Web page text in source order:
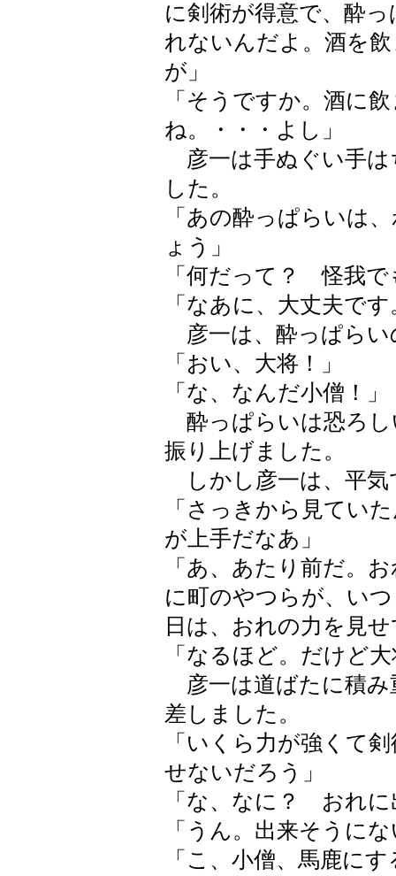
に剣術が得意で、酔
れないんだよ。酒を
が」
「そうですか。酒に
ね。・・・よし」
彦一は手ぬぐい手は
した。
「あの酔っぱらいは
ょう」
「何だって？ 怪我
「なあに、大丈夫で
彦一は、酔っぱらい
「おい、大将！」
「な、なんだ小僧！」
酔っぱらいは恐ろし
振り上げました。
しかし彦一は、平気
「さっきから見てい
が上手だなあ」
「あ、あたり前だ。
に町のやつらが、い
日は、おれの力を見
「なるほど。だけど
彦一は道ばたに積み
差しました。
「いくら力が強くて
せないだろう」
「な、なに？ おれ
「うん。出来そうに
「こ、小僧、馬鹿に